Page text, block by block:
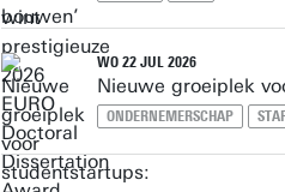
WO 22 JUL 2026
Nieuwe groeiplek
ONDERNEMERSCHAP